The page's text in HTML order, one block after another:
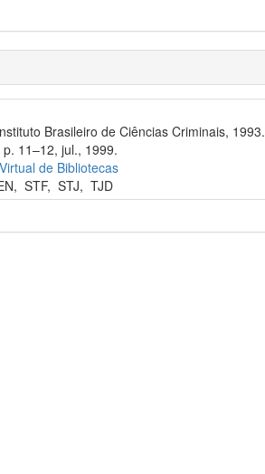
Brasileiro de Ciências Criminais, 1993.
11–12, jul., 1999.
de Bibliotecas
,STF,STJ,TJD